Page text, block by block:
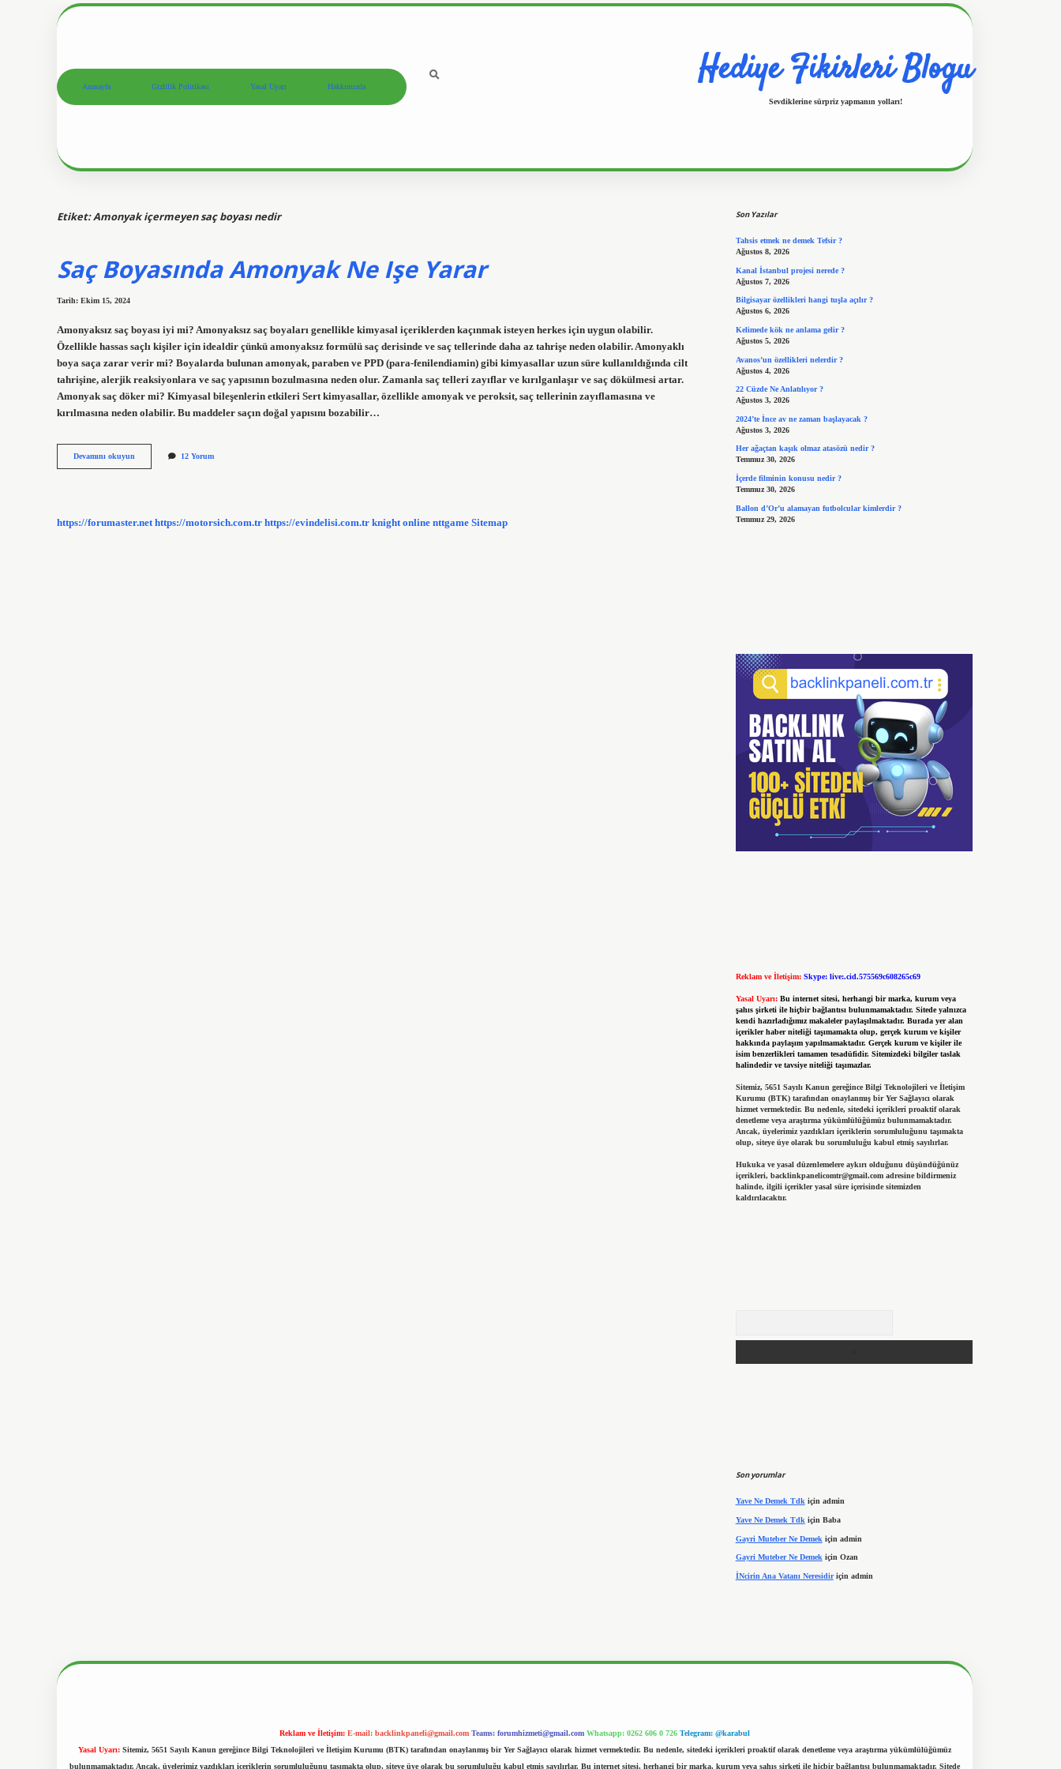
Anasayfa Gizlilik Politikası Yasal Uyarı Hakkımızda Hediye Fikirleri Blogu
Sevdiklerine sürpriz yapmanın yolları!
Etiket:Amonyak içermeyen saç boyası nedir
Saç Boyasında Amonyak Ne Işe Yarar
Tarih: Ekim 15, 2024
Amonyaksız saç boyası iyi mi? Amonyaksız saç boyaları genellikle kimyasal içeriklerden kaçınmak isteyen herkes için uygun olabilir.
Özellikle hassas saçlı kişiler için idealdir çünkü amonyaksız formülü saç derisinde ve saç tellerinde daha az tahrişe neden olabilir. Amonyaklı
boya saça zarar verir mi? Boyalarda bulunan amonyak, paraben ve PPD (para-fenilendiamin) gibi kimyasallar uzun süre kullanıldığında cilt
tahrişine, alerjik reaksiyonlara ve saç yapısının bozulmasına neden olur. Zamanla saç telleri zayıflar ve kırılganlaşır ve saç dökülmesi artar.
Amonyak saç döker mi? Kimyasal bileşenlerin etkileri Sert kimyasallar, özellikle amonyak ve peroksit, saç tellerinin zayıflamasına ve
kırılmasına neden olabilir. Bu maddeler saçın doğal yapısını bozabilir…
Devamını okuyun
Boyasında
12 Yorum
https://forumaster.net https://motorsich.com.tr https://evindelisi.com.tr knight online nttgame Sitemap
Son Yazılar
Tahsis etmek ne demek Tefsir ?
Ağustos 8, 2026
Kanal İstanbul projesi nerede ?
Ağustos 7, 2026
Bilgisayar özellikleri hangi tuşla açılır ?
Ağustos 6, 2026
Kelimede kök ne anlama gelir ?
Ağustos 5, 2026
Avanos’un özellikleri nelerdir ?
Ağustos 4, 2026
22 Cüzde Ne Anlatılıyor ?
Ağustos 3, 2026
2024’te İnce av ne zaman başlayacak ?
Ağustos 3, 2026
Her ağaçtan kaşık olmaz atasözü nedir ?
Temmuz 30, 2026
İçerde filminin konusu nedir ?
Temmuz 30, 2026
Ballon d’Or’u alamayan futbolcular kimlerdir ?
Temmuz 29, 2026
Reklam ve İletişim: Skype: live:.cid.575569c608265c69
Yasal Uyarı: Bu internet sitesi, herhangi bir marka, kurum veya
şahıs şirketi ile hiçbir bağlantısı bulunmamaktadır. Sitede yalnızca
kendi hazırladığımız makaleler paylaşılmaktadır. Burada yer alan
içerikler haber niteliği taşımamakta olup, gerçek kurum ve kişiler
hakkında paylaşım yapılmamaktadır. Gerçek kurum ve kişiler ile
isim benzerlikleri tamamen tesadüfidir. Sitemizdeki bilgiler taslak
halindedir ve tavsiye niteliği taşımazlar.
Sitemiz, 5651 Sayılı Kanun gereğince Bilgi Teknolojileri ve İletişim
Kurumu (BTK) tarafından onaylanmış bir Yer Sağlayıcı olarak
hizmet vermektedir. Bu nedenle, sitedeki içerikleri proaktif olarak
denetleme veya araştırma yükümlülüğümüz bulunmamaktadır.
Ancak, üyelerimiz yazdıkları içeriklerin sorumluluğunu taşımakta
olup, siteye üye olarak bu sorumluluğu kabul etmiş sayılırlar.
Hukuka ve yasal düzenlemelere aykırı olduğunu düşündüğünüz
içerikleri, backlinkpanelicomtr@gmail.comadresine bildirmeniz
halinde, ilgili içerikler yasal süre içerisinde sitemizden
kaldırılacaktır.
Son yorumlar
Yave Ne Demek Tdkiçin admin
Yave Ne Demek Tdk için Baba
Gayri Muteber Ne Demek için admin
Gayri Muteber Ne Demek için Ozan
İNcirin Ana Vatanı Neresidiriçin admin
Reklam ve İletişim: E-mail: backlinkpaneli@gmail.com Teams: forumhizmeti@gmail.com Whatsapp: 0262 606 0 726 Telegram: @karabul
Yasal Uyarı: Sitemiz, 5651 Sayılı Kanun gereğince Bilgi Teknolojileri ve İletişim Kurumu (BTK) tarafından onaylanmış bir Yer Sağlayıcı olarak hizmet vermektedir. Bu nedenle, sitedeki içerikleri proaktif olarak denetleme veya araştırma yükümlülüğümüz
bulunmamaktadır. Ancak, üyelerimiz yazdıkları içeriklerin sorumluluğunu taşımakta olup, siteye üye olarak bu sorumluluğu kabul etmiş sayılırlar. Bu internet sitesi, herhangi bir marka, kurum veya şahıs şirketi ile hiçbir bağlantısı bulunmamaktadır. Sitede